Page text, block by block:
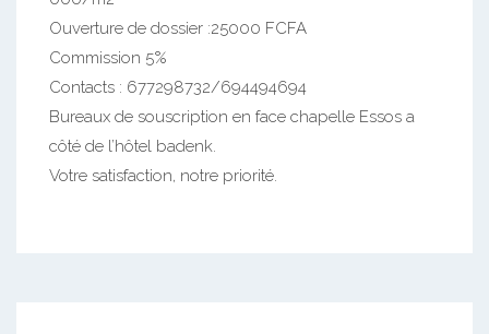
Ouverture de dossier :25000 FCFA
Commission 5%
Contacts : 677298732/694494694
Bureaux de souscription en face chapelle Essos a
côté de l’hôtel badenk.
Votre satisfaction, notre priorité.